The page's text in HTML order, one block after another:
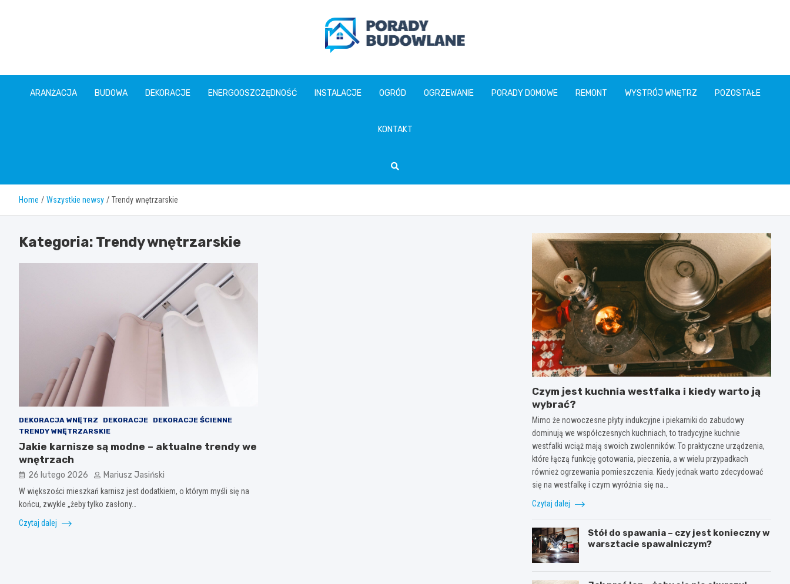
poradybudowlane.pl
ARANŻACJA BUDOWA DEKORACJE ENERGOOSZCZĘDNOŚĆ INSTALACJE OGRÓD OGRZEWANIE PORADY DOMOWE REMONT WYSTRÓJ WNĘTRZ POZOSTAŁE
KONTAKT
Home Wszystkie newsy Trendy wnętrzarskie
Kategoria: Trendy wnętrzarskie
DEKORACJA WNĘTRZ DEKORACJE
DEKORACJE ŚCIENNE
TRENDY WNĘTRZARSKIE
Jakie karnisze są modne – aktualne trendy we
wnętrzach
26 lutego 2026 Mariusz Jasiński
W większości mieszkań karnisz jest dodatkiem, o którym myśli się na
końcu, zwykle „żeby tylko zasłony…
Czytaj dalej
Czym jest kuchnia westfalka i kiedy warto ją
wybrać?
Mimo że nowoczesne płyty indukcyjne i piekarniki do zabudowy
dominują we współczesnych kuchniach, to tradycyjne kuchnie
westfalki wciąż mają swoich zwolenników. To praktyczne urządzenia,
które łączą funkcję gotowania, pieczenia, a w wielu przypadkach
również ogrzewania pomieszczenia. Kiedy jednak warto zdecydować
się na westfalkę i czym wyróżnia się na…
Czytaj dalej
Stół do spawania – czy jest konieczny w
warsztacie spawalniczym?